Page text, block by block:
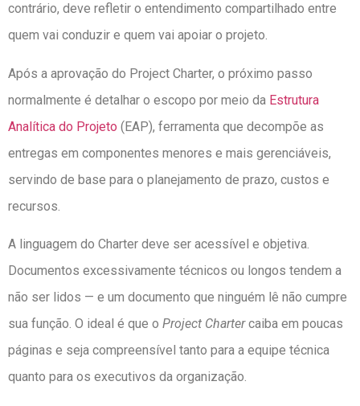
contrário, deve refletir o entendimento compartilhado entre
quem vai conduzir e quem vai apoiar o projeto.
Após a aprovação do Project Charter, o próximo passo
normalmente é detalhar o escopo por meio da Estrutura
Analítica do Projeto (EAP), ferramenta que decompõe as
entregas em componentes menores e mais gerenciáveis,
servindo de base para o planejamento de prazo, custos e
recursos.
A linguagem do Charter deve ser acessível e objetiva.
Documentos excessivamente técnicos ou longos tendem a
não ser lidos — e um documento que ninguém lê não cumpre
sua função. O ideal é que o Project Chartercaiba em poucas
páginas e seja compreensível tanto para a equipe técnica
quanto para os executivos da organização.